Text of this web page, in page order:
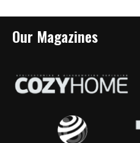
Our Magazines